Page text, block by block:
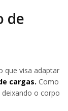
de
que visa adaptar
cargas. Como
o corpo